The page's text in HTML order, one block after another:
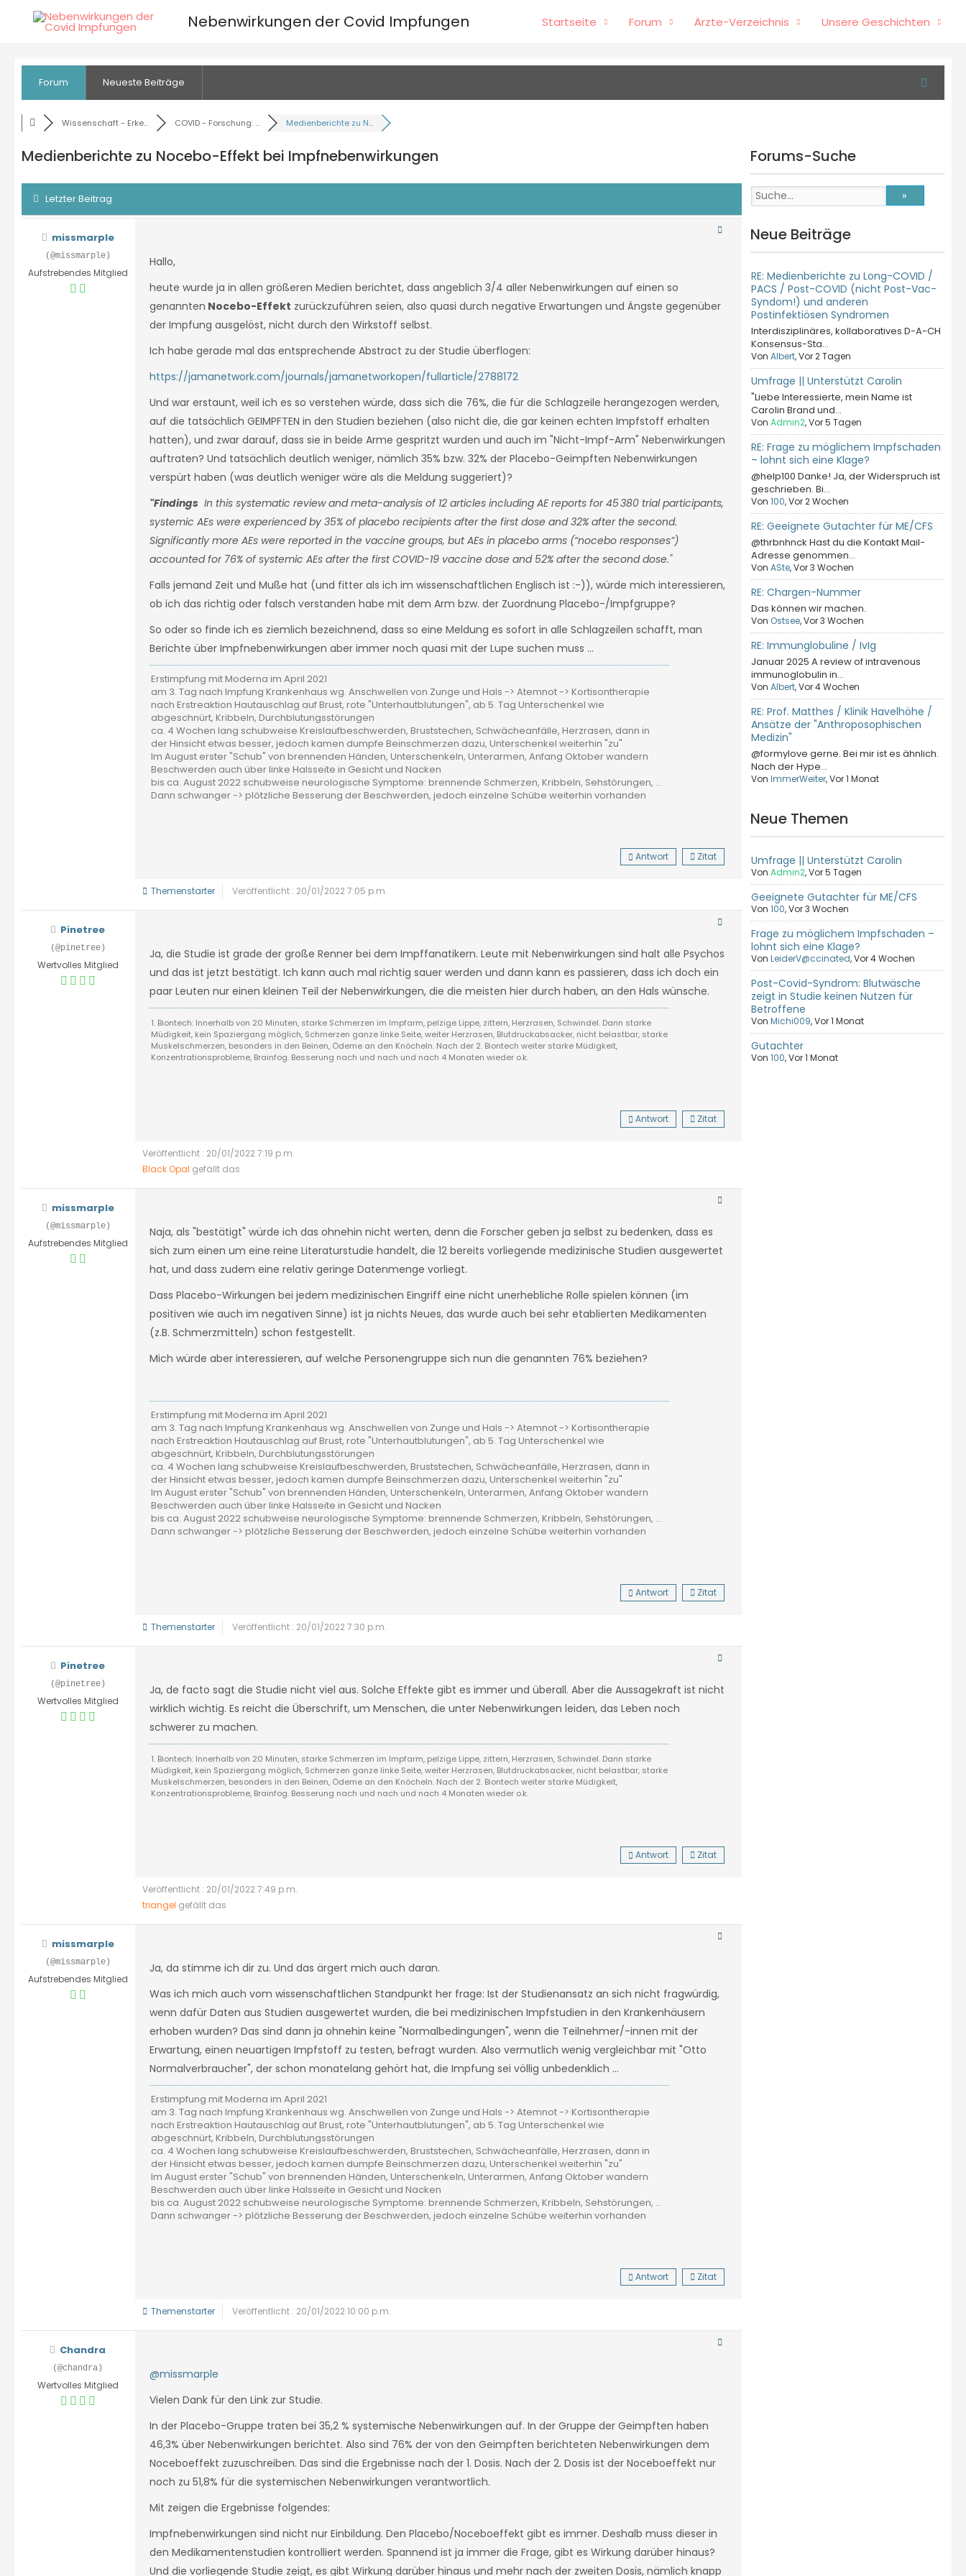
Nebenwirkungen der Covid Impfungen Startseite Forum Ärzte-Verzeichnis Unsere Geschichten
Forum Neueste Beiträge
Wissenschaft - Erke... COVID - Forschung: ... Medienberichte zu N...
Medienberichte zu Nocebo-Effekt bei Impfnebenwirkungen
Letzter Beitrag
missmarple
(@missmarple)
Aufstrebendes Mitglied
Hallo,
heute wurde ja in allen größeren Medien berichtet, dass angeblich 3/4 aller Nebenwirkungen auf einen so
genannten Nocebo-Effekt zurückzuführen seien, also quasi durch negative Erwartungen und Ängste gegenüber
der Impfung ausgelöst, nicht durch den Wirkstoff selbst.
Ich habe gerade mal das entsprechende Abstract zu der Studie überflogen:
https://jamanetwork.com/journals/jamanetworkopen/fullarticle/2788172
Und war erstaunt, weil ich es so verstehen würde, dass sich die 76%, die für die Schlagzeile herangezogen werden,
auf die tatsächlich GEIMPFTEN in den Studien beziehen (also nicht die, die gar keinen echten Impfstoff erhalten
hatten), und zwar darauf, dass sie in beide Arme gespritzt wurden und auch im "Nicht-Impf-Arm" Nebenwirkungen
auftraten? Und tatsächlich deutlich weniger, nämlich 35% bzw. 32% der Placebo-Geimpften Nebenwirkungen
verspürt haben (was deutlich weniger wäre als die Meldung suggeriert)?
"Findings In this systematic review and meta-analysis of 12 articles including AE reports for 45 380 trial participants,
systemic AEs were experienced by 35% of placebo recipients after the first dose and 32% after the second.
Significantly more AEs were reported in the vaccine groups, but AEs in placebo arms (“nocebo responses”)
accounted for 76% of systemic AEs after the first COVID-19 vaccine dose and 52% after the second dose."
Falls jemand Zeit und Muße hat (und fitter als ich im wissenschaftlichen Englisch ist :-)), würde mich interessieren,
ob ich das richtig oder falsch verstanden habe mit dem Arm bzw. der Zuordnung Placebo-/Impfgruppe?
So oder so finde ich es ziemlich bezeichnend, dass so eine Meldung es sofort in alle Schlagzeilen schafft, man
Berichte über Impfnebenwirkungen aber immer noch quasi mit der Lupe suchen muss ...
Erstimpfung mit Moderna im April 2021
am 3. Tag nach Impfung Krankenhaus wg. Anschwellen von Zunge und Hals -> Atemnot -> Kortisontherapie
nach Erstreaktion Hautauschlag auf Brust, rote "Unterhautblutungen", ab 5. Tag Unterschenkel wie
abgeschnürt, Kribbeln, Durchblutungsstörungen
ca. 4 Wochen lang schubweise Kreislaufbeschwerden, Bruststechen, Schwächeanfälle, Herzrasen, dann in
der Hinsicht etwas besser, jedoch kamen dumpfe Beinschmerzen dazu, Unterschenkel weiterhin "zu"
Im August erster "Schub" von brennenden Händen, Unterschenkeln, Unterarmen, Anfang Oktober wandern
Beschwerden auch über linke Halsseite in Gesicht und Nacken
bis ca. August 2022 schubweise neurologische Symptome: brennende Schmerzen, Kribbeln, Sehstörungen, ...
Dann schwanger -> plötzliche Besserung der Beschwerden, jedoch einzelne Schübe weiterhin vorhanden
Antwort Zitat
Themenstarter Veröffentlicht : 20/01/2022 7:05 p.m.
Pinetree
(@pinetree)
Wertvolles Mitglied
Ja, die Studie ist grade der große Renner bei dem Impffanatikern. Leute mit Nebenwirkungen sind halt alle Psychos
und das ist jetzt bestätigt. Ich kann auch mal richtig sauer werden und dann kann es passieren, dass ich doch ein
paar Leuten nur einen kleinen Teil der Nebenwirkungen, die die meisten hier durch haben, an den Hals wünsche.
1. Biontech: Innerhalb von 20 Minuten, starke Schmerzen im Impfarm, pelzige Lippe, zittern, Herzrasen, Schwindel. Dann starke
Müdigkeit, kein Spaziergang möglich, Schmerzen ganze linke Seite, weiter Herzrasen, Blutdruckabsacker, nicht belastbar, starke
Muskelschmerzen, besonders in den Beinen, Ödeme an den Knöcheln. Nach der 2. Biontech weiter starke Müdigkeit,
Konzentrationsprobleme, Brainfog. Besserung nach und nach und nach 4 Monaten wieder o.k.
Antwort Zitat
Veröffentlicht : 20/01/2022 7:19 p.m.
Black Opal gefällt das
missmarple
(@missmarple)
Aufstrebendes Mitglied
Naja, als "bestätigt" würde ich das ohnehin nicht werten, denn die Forscher geben ja selbst zu bedenken, dass es
sich zum einen um eine reine Literaturstudie handelt, die 12 bereits vorliegende medizinische Studien ausgewertet
hat, und dass zudem eine relativ geringe Datenmenge vorliegt.
Dass Placebo-Wirkungen bei jedem medizinischen Eingriff eine nicht unerhebliche Rolle spielen können (im
positiven wie auch im negativen Sinne) ist ja nichts Neues, das wurde auch bei sehr etablierten Medikamenten
(z.B. Schmerzmitteln) schon festgestellt.
Mich würde aber interessieren, auf welche Personengruppe sich nun die genannten 76% beziehen?
Erstimpfung mit Moderna im April 2021
am 3. Tag nach Impfung Krankenhaus wg. Anschwellen von Zunge und Hals -> Atemnot -> Kortisontherapie
nach Erstreaktion Hautauschlag auf Brust, rote "Unterhautblutungen", ab 5. Tag Unterschenkel wie
abgeschnürt, Kribbeln, Durchblutungsstörungen
ca. 4 Wochen lang schubweise Kreislaufbeschwerden, Bruststechen, Schwächeanfälle, Herzrasen, dann in
der Hinsicht etwas besser, jedoch kamen dumpfe Beinschmerzen dazu, Unterschenkel weiterhin "zu"
Im August erster "Schub" von brennenden Händen, Unterschenkeln, Unterarmen, Anfang Oktober wandern
Beschwerden auch über linke Halsseite in Gesicht und Nacken
bis ca. August 2022 schubweise neurologische Symptome: brennende Schmerzen, Kribbeln, Sehstörungen, ...
Dann schwanger -> plötzliche Besserung der Beschwerden, jedoch einzelne Schübe weiterhin vorhanden
Antwort Zitat
Themenstarter Veröffentlicht : 20/01/2022 7:30 p.m.
Pinetree
(@pinetree)
Wertvolles Mitglied
Ja, de facto sagt die Studie nicht viel aus. Solche Effekte gibt es immer und überall. Aber die Aussagekraft ist nicht
wirklich wichtig. Es reicht die Überschrift, um Menschen, die unter Nebenwirkungen leiden, das Leben noch
schwerer zu machen.
1. Biontech: Innerhalb von 20 Minuten, starke Schmerzen im Impfarm, pelzige Lippe, zittern, Herzrasen, Schwindel. Dann starke
Müdigkeit, kein Spaziergang möglich, Schmerzen ganze linke Seite, weiter Herzrasen, Blutdruckabsacker, nicht belastbar, starke
Muskelschmerzen, besonders in den Beinen, Ödeme an den Knöcheln. Nach der 2. Biontech weiter starke Müdigkeit,
Konzentrationsprobleme, Brainfog. Besserung nach und nach und nach 4 Monaten wieder o.k.
Antwort Zitat
Veröffentlicht : 20/01/2022 7:49 p.m.
triangel gefällt das
missmarple
(@missmarple)
Aufstrebendes Mitglied
Ja, da stimme ich dir zu. Und das ärgert mich auch daran.
Was ich mich auch vom wissenschaftlichen Standpunkt her frage: Ist der Studienansatz an sich nicht fragwürdig,
wenn dafür Daten aus Studien ausgewertet wurden, die bei medizinischen Impfstudien in den Krankenhäusern
erhoben wurden? Das sind dann ja ohnehin keine "Normalbedingungen", wenn die Teilnehmer/-innen mit der
Erwartung, einen neuartigen Impfstoff zu testen, befragt wurden. Also vermutlich wenig vergleichbar mit "Otto
Normalverbraucher", der schon monatelang gehört hat, die Impfung sei völlig unbedenklich ...
Erstimpfung mit Moderna im April 2021
am 3. Tag nach Impfung Krankenhaus wg. Anschwellen von Zunge und Hals -> Atemnot -> Kortisontherapie
nach Erstreaktion Hautauschlag auf Brust, rote "Unterhautblutungen", ab 5. Tag Unterschenkel wie
abgeschnürt, Kribbeln, Durchblutungsstörungen
ca. 4 Wochen lang schubweise Kreislaufbeschwerden, Bruststechen, Schwächeanfälle, Herzrasen, dann in
der Hinsicht etwas besser, jedoch kamen dumpfe Beinschmerzen dazu, Unterschenkel weiterhin "zu"
Im August erster "Schub" von brennenden Händen, Unterschenkeln, Unterarmen, Anfang Oktober wandern
Beschwerden auch über linke Halsseite in Gesicht und Nacken
bis ca. August 2022 schubweise neurologische Symptome: brennende Schmerzen, Kribbeln, Sehstörungen, ...
Dann schwanger -> plötzliche Besserung der Beschwerden, jedoch einzelne Schübe weiterhin vorhanden
Antwort Zitat
Themenstarter Veröffentlicht : 20/01/2022 10:00 p.m.
Chandra
(@chandra)
Wertvolles Mitglied
@missmarple
Vielen Dank für den Link zur Studie.
In der Placebo-Gruppe traten bei 35,2 % systemische Nebenwirkungen auf. In der Gruppe der Geimpften haben
46,3% über Nebenwirkungen berichtet. Also sind 76% der von den Geimpften berichteten Nebenwirkungen dem
Noceboeffekt zuzuschreiben. Das sind die Ergebnisse nach der 1. Dosis. Nach der 2. Dosis ist der Noceboeffekt nur
noch zu 51,8% für die systemischen Nebenwirkungen verantwortlich.
Mit zeigen die Ergebnisse folgendes:
Impfnebenwirkungen sind nicht nur Einbildung. Den Placebo/Noceboeffekt gibt es immer. Deshalb muss dieser in
den Medikamentenstudien kontrolliert werden. Spannend ist ja immer die Frage, gibt es Wirkung darüber hinaus?
Und die vorliegende Studie zeigt, es gibt Wirkung darüber hinaus und mehr nach der zweiten Dosis, nämlich knapp
Forums-Suche
Neue Beiträge
RE: Medienberichte zu Long-COVID /
PACS / Post-COVID (nicht Post-Vac-
Syndom!) und anderen
Postinfektiösen Syndromen
Interdisziplinäres, kollaboratives D-A-CH
Konsensus-Sta...
VonAlbert, Vor 2 Tagen
Umfrage || Unterstützt Carolin
"Liebe Interessierte, mein Name ist
Carolin Brand und...
VonAdmin2, Vor 5 Tagen
RE: Frage zu möglichem Impfschaden
– lohnt sich eine Klage?
@help100 Danke! Ja, der Widerspruch ist
geschrieben. Bi...
Von100, Vor 2 Wochen
RE: Geeignete Gutachter für ME/CFS
@thrbnhnck Hast du die Kontakt Mail-
Adresse genommen...
VonASte, Vor 3 Wochen
RE: Chargen-Nummer
Das können wir machen.
Von Ostsee, Vor 3 Wochen
RE: Immunglobuline / IvIg
Januar 2025 A review of intravenous
immunoglobulin in...
VonAlbert, Vor 4 Wochen
RE: Prof. Matthes / Klinik Havelhöhe /
Ansätze der "Anthroposophischen
Medizin"
@formylove gerne. Bei mir ist es ähnlich.
Nach der Hype...
VonImmerWeiter, Vor 1 Monat
Neue Themen
Umfrage || Unterstützt Carolin
VonAdmin2,Vor 5 Tagen
Geeignete Gutachter für ME/CFS
Von100,Vor 3 Wochen
Frage zu möglichem Impfschaden –
lohnt sich eine Klage?
VonLeiderV@ccinated,Vor 4 Wochen
Post-Covid-Syndrom: Blutwäsche
zeigt in Studie keinen Nutzen für
Betroffene
VonMichi009,Vor 1 Monat
Gutachter
Von100,Vor 1 Monat